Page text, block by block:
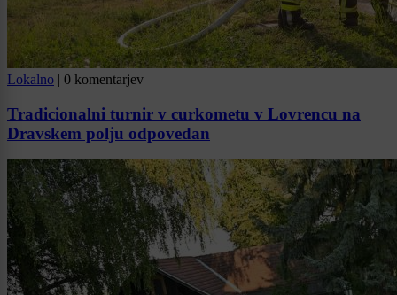
Lokalno | 0 komentarjev
Tradicionalni turnir v curkometu v Lovrencu na
Dravskem polju odpovedan